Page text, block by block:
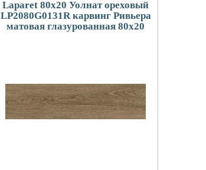
Laparet 80x20 Уолнат ореховый
LP2080G0131R карвинг Ривьера
матовая глазурованная 80x20